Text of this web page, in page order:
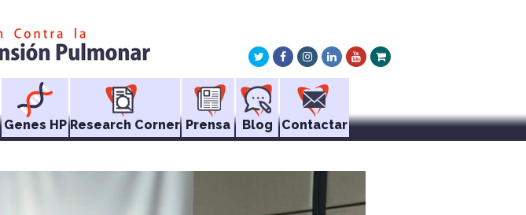
TwitterFacebookInstagram
LinkedInYoutube
Xing
Genes HP Research Corner Prensa Blog Contactar